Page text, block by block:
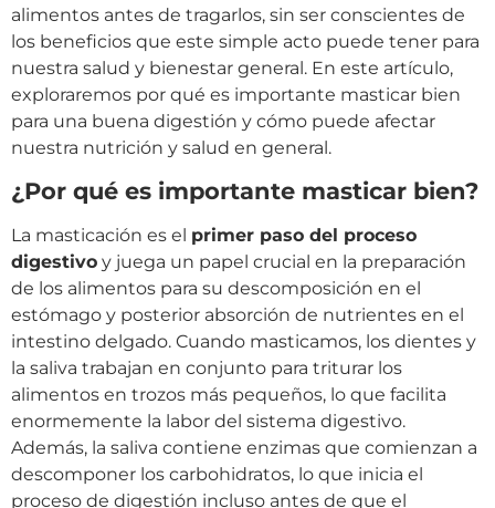
alimentos antes de tragarlos, sin ser conscientes de
los beneficios que este simple acto puede tener para
nuestra salud y bienestar general. En este artículo,
exploraremos por qué es importante masticar bien
para una buena digestión y cómo puede afectar
nuestra nutrición y salud en general.
¿Por qué es importante masticar bien?
La masticación es el primer paso del proceso
digestivo y juega un papel crucial en la preparación
de los alimentos para su descomposición en el
estómago y posterior absorción de nutrientes en el
intestino delgado. Cuando masticamos, los dientes y
la saliva trabajan en conjunto para triturar los
alimentos en trozos más pequeños, lo que facilita
enormemente la labor del sistema digestivo.
Además, la saliva contiene enzimas que comienzan a
descomponer los carbohidratos, lo que inicia el
proceso de digestión incluso antes de que el